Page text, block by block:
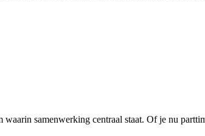
waarin samenwerking centraal staat. Of je nu